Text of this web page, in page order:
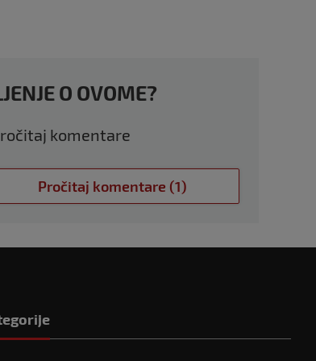
O OVOME?
komentare
Pročitaj komentare (1)